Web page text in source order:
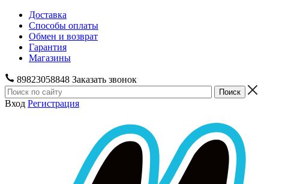
Доставка
Способы оплаты
Обмен и возврат
Гарантия
Магазины
89823058848 Заказать звонок
Вход Регистрация